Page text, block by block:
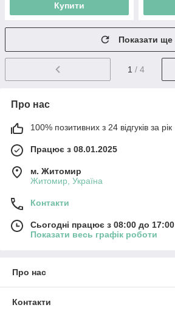
Купити
Показати ще
1 / 4
Про нас
100% позитивних з 24 відгуків за рік
Працює з 08.01.2025
м. Житомир
Житомир, Україна
Контакти
Сьогодні працює з 08:00 до 17:00
Показати весь графік роботи
Про нас
Контакти